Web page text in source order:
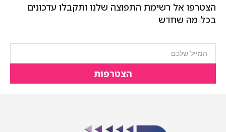
הצטרפו אל רשימת התפוצה שלנו ותקבלו עדכונים
בכל מה שחדש
הצטרפות